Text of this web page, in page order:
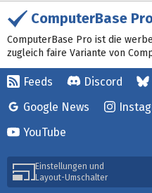
ComputerBase
ComputerBase Pro ist die
zugleich faire Variante von
Feeds Discord
Google News
YouTube
Einstellungen und
Layout-Umschalter